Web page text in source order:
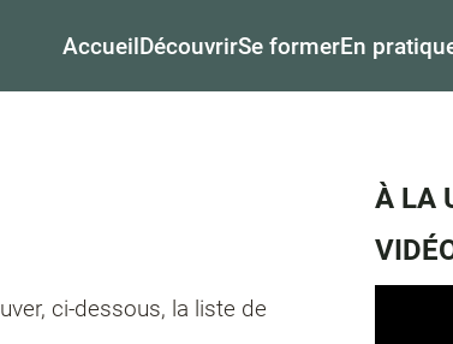
AccueilDécouvrirSe formerEn
ci-dessous, la liste de
À LA